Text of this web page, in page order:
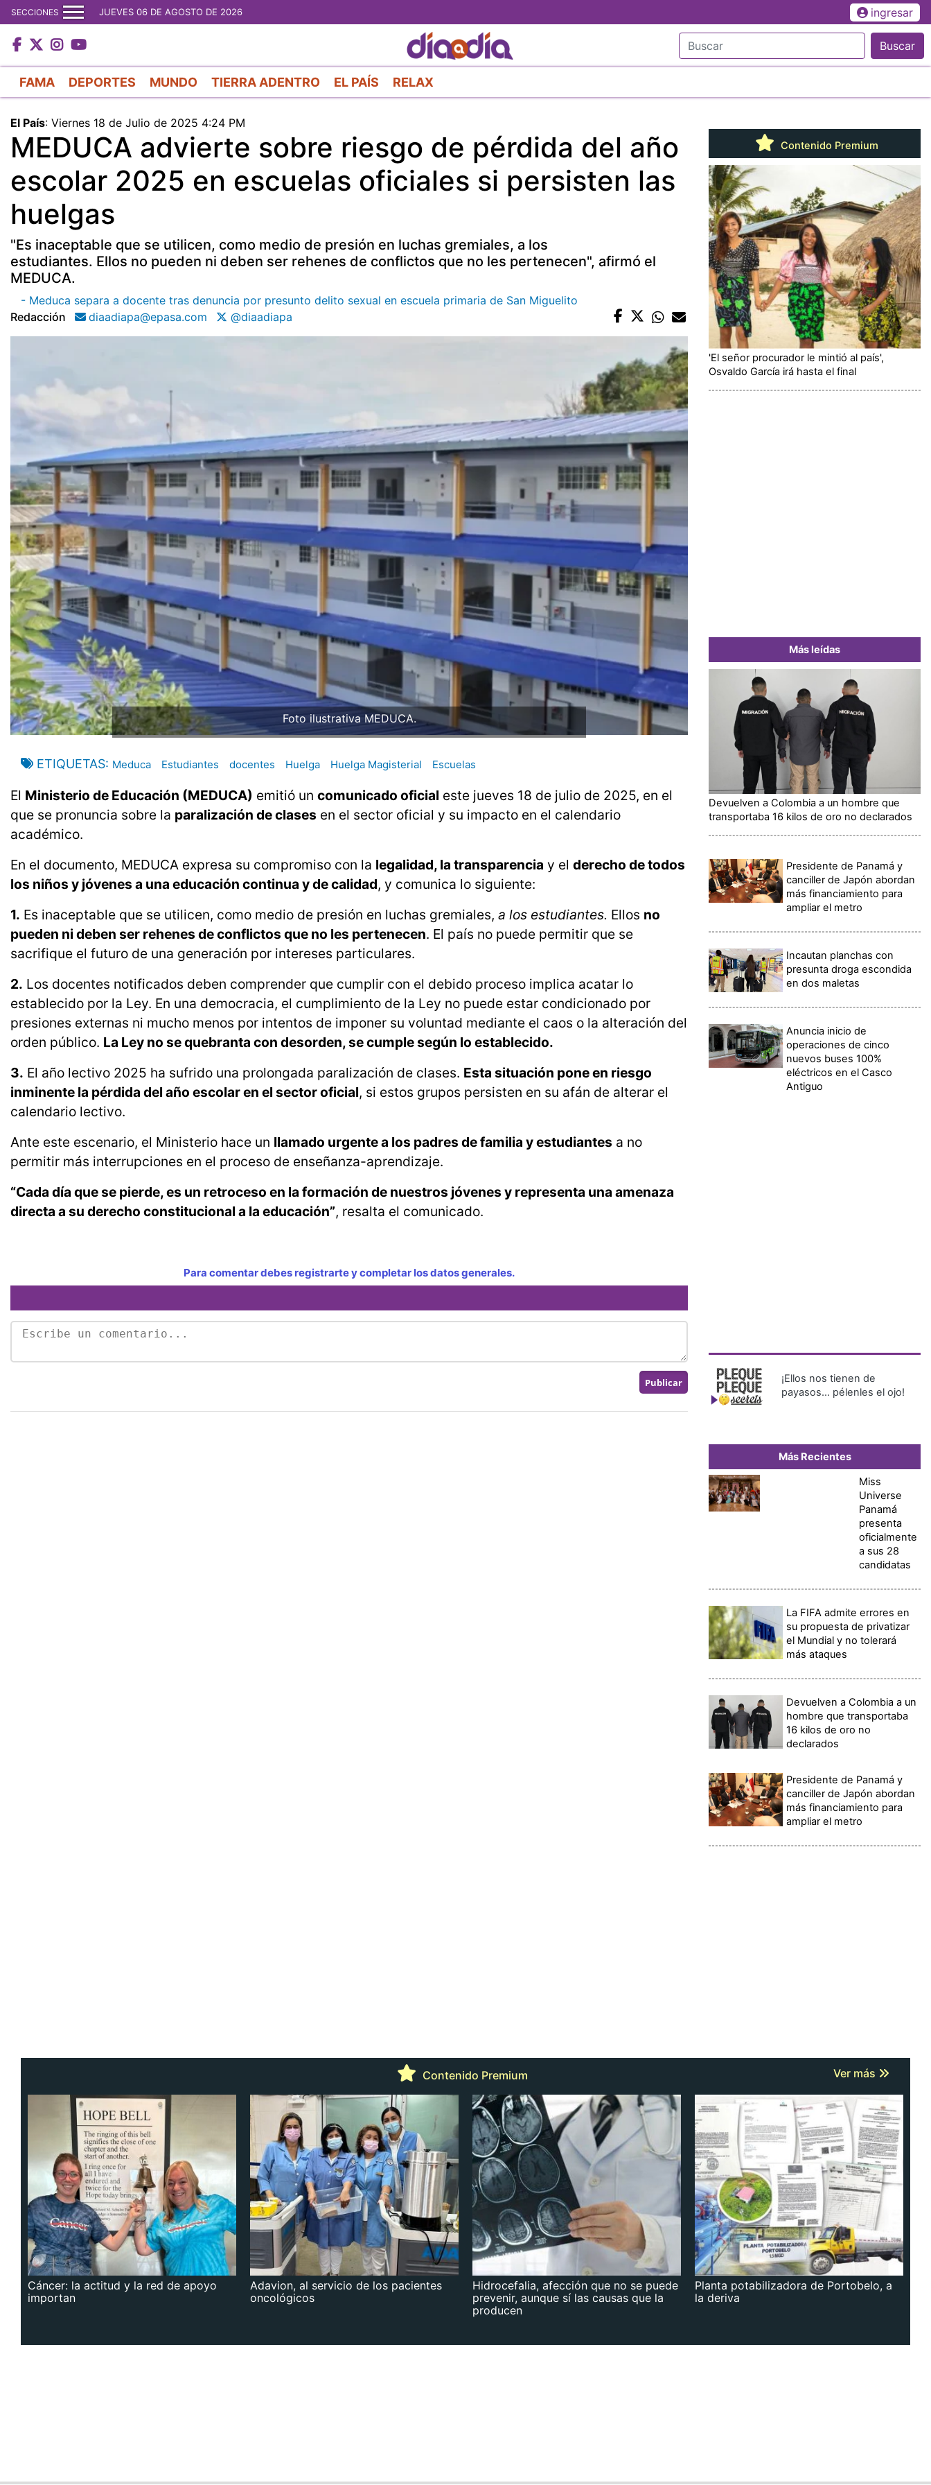
al
contenido
principal
SECCIONES JUEVES 06 DE AGOSTO DE 2026 ingresar
Buscar
FAMA DEPORTES MUNDO TIERRA ADENTRO EL PAÍS RELAX
El País: Viernes 18 de Julio de 2025 4:24 PM
MEDUCA advierte sobre riesgo de pérdida del año
escolar 2025 en escuelas oficiales si persisten las
huelgas
"Es inaceptable que se utilicen, como medio de presión en luchas gremiales, a los
estudiantes. Ellos no pueden ni deben ser rehenes de conflictos que no les pertenecen", afirmó el
MEDUCA.
- Meduca separa a docente tras denuncia por presunto delito sexual en escuela primaria de San Miguelito
Redacción
diaadiapa@epasa.com @diaadiapa
Foto ilustrativa MEDUCA.
ETIQUETAS Meduca Estudiantes docentes Huelga Huelga Magisterial Escuelas
El Ministerio de Educación (MEDUCA) emitió un comunicado oficial este jueves 18 de julio de 2025, en el
que se pronuncia sobre la paralización de clases en el sector oficial y su impacto en el calendario
académico.
En el documento, MEDUCA expresa su compromiso con la legalidad, la transparencia y el derecho de todos
los niños y jóvenes a una educación continua y de calidad, y comunica lo siguiente:
1. Es inaceptable que se utilicen, como medio de presión en luchas gremiales, a los estudiantes. Ellos no
pueden ni deben ser rehenes de conflictos que no les pertenecen. El país no puede permitir que se
sacrifique el futuro de una generación por intereses particulares.
2. Los docentes notificados deben comprender que cumplir con el debido proceso implica acatar lo
establecido por la Ley. En una democracia, el cumplimiento de la Ley no puede estar condicionado por
presiones externas ni mucho menos por intentos de imponer su voluntad mediante el caos o la alteración del
orden público. La Ley no se quebranta con desorden, se cumple según lo establecido.
3. El año lectivo 2025 ha sufrido una prolongada paralización de clases. Esta situación pone en riesgo
inminente la pérdida del año escolar en el sector oficial, si estos grupos persisten en su afán de alterar el
calendario lectivo.
Ante este escenario, el Ministerio hace un llamado urgente a los padres de familia y estudiantes a no
permitir más interrupciones en el proceso de enseñanza-aprendizaje.
“Cada día que se pierde, es un retroceso en la formación de nuestros jóvenes y representa una amenaza
directa a su derecho constitucional a la educación”, resalta el comunicado.
Para comentar debes registrarte y completar los datos generales.
Contenido Premium
'El señor procurador le mintió al país',
Osvaldo García irá hasta el final
Más leídas
Devuelven a Colombia a un hombre que
transportaba 16 kilos de oro no declarados
Presidente de Panamá y
canciller de Japón abordan
más financiamiento para
ampliar el metro
Incautan planchas con
presunta droga escondida
en dos maletas
Anuncia inicio de
operaciones de cinco
nuevos buses 100%
eléctricos en el Casco
Antiguo
¡Ellos nos tienen de
payasos… pélenles el ojo!
Más Recientes
Miss
Universe
Panamá
presenta
oficialmente
a sus 28
candidatas
La FIFA admite errores en
su propuesta de privatizar
el Mundial y no tolerará
más ataques
Devuelven a Colombia a un
hombre que transportaba
16 kilos de oro no
declarados
Presidente de Panamá y
canciller de Japón abordan
más financiamiento para
ampliar el metro
Contenido Premium Ver más
Cáncer: la actitud y la red de apoyo
importan
Adavion, al servicio de los pacientes
oncológicos
Hidrocefalia, afección que no se puede
prevenir, aunque sí las causas que la
producen
Planta potabilizadora de Portobelo, a
la deriva